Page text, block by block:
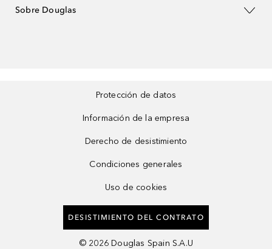
Sobre Douglas
Protección de datos
Información de la empresa
Derecho de desistimiento
Condiciones generales
Uso de cookies
DESISTIMIENTO DEL CONTRATO
© 2026 Douglas Spain S.A.U